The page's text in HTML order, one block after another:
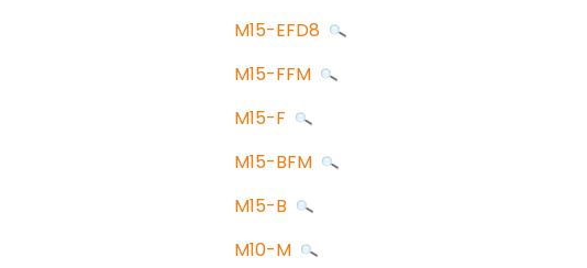
M15-EFD8
M15-FFM
M15-F
M15-BFM
M15-B
M10-M